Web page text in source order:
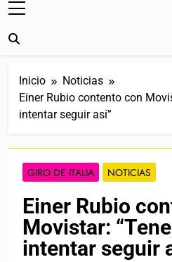
Crónicas, Previas Y Más. La
Inicio
Noticias
Einer Rubio contento con
intentar seguir así”
GIRO DE ITALIA NOTICIAS
Einer Rubio
Movistar:
intentar seguir